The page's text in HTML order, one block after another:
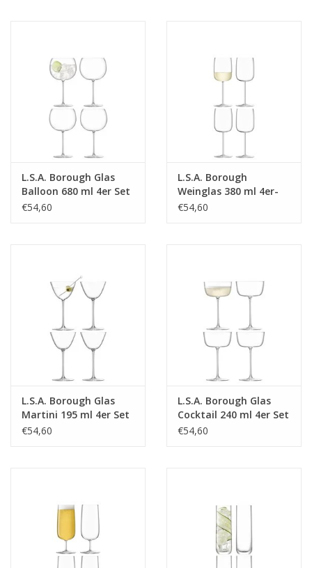
L.S.A. Borough Glas
Balloon 680 ml 4er Set
€54,60
L.S.A. Borough
Weinglas 380 ml 4er-
Set
€54,60
L.S.A. Borough Glas
Martini 195 ml 4er Set
€54,60
L.S.A. Borough Glas
Cocktail 240 ml 4er Set
€54,60